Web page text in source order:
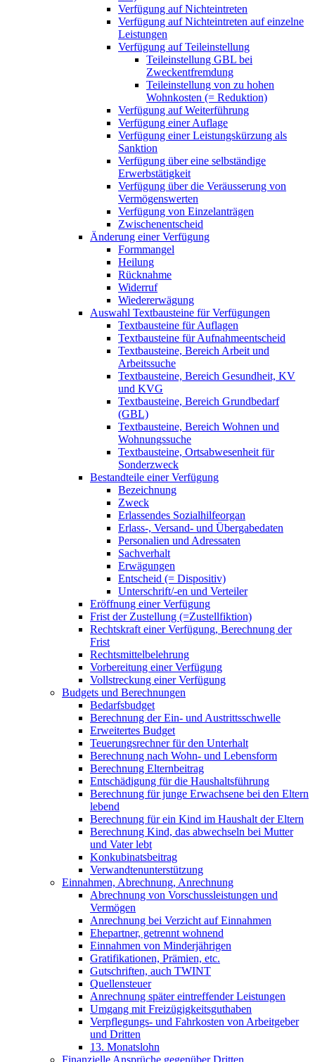
Verfügung auf Nichteintreten
Verfügung auf Nichteintreten auf einzelne
Leistungen
Verfügung auf Teileinstellung
Teileinstellung GBL bei
Zweckentfremdung
Teileinstellung von zu hohen
Wohnkosten (= Reduktion)
Verfügung auf Weiterführung
Verfügung einer Auflage
Verfügung einer Leistungskürzung als
Sanktion
Verfügung über eine selbständige
Erwerbstätigkeit
Verfügung über die Veräusserung von
Vermögenswerten
Verfügung von Einzelanträgen
Zwischenentscheid
Änderung einer Verfügung
Formmangel
Heilung
Rücknahme
Widerruf
Wiedererwägung
Auswahl Textbausteine für Verfügungen
Textbausteine für Auflagen
Textbausteine für Aufnahmeentscheid
Textbausteine, Bereich Arbeit und
Arbeitssuche
Textbausteine, Bereich Gesundheit, KV
und KVG
Textbausteine, Bereich Grundbedarf
(GBL)
Textbausteine, Bereich Wohnen und
Wohnungssuche
Textbausteine, Ortsabwesenheit für
Sonderzweck
Bestandteile einer Verfügung
Bezeichnung
Zweck
Erlassendes Sozialhilfeorgan
Erlass-, Versand- und Übergabedaten
Personalien und Adressaten
Sachverhalt
Erwägungen
Entscheid (= Dispositiv)
Unterschrift/-en und Verteiler
Eröffnung einer Verfügung
Frist der Zustellung (=Zustellfiktion)
Rechtskraft einer Verfügung, Berechnung der
Frist
Rechtsmittelbelehrung
Vorbereitung einer Verfügung
Vollstreckung einer Verfügung
Budgets und Berechnungen
Bedarfsbudget
Berechnung der Ein- und Austrittsschwelle
Erweitertes Budget
Teuerungsrechner für den Unterhalt
Berechnung nach Wohn- und Lebensform
Berechnung Elternbeitrag
Entschädigung für die Haushaltsführung
Berechnung für junge Erwachsene bei den Eltern
lebend
Berechnung für ein Kind im Haushalt der Eltern
Berechnung Kind, das abwechseln bei Mutter
und Vater lebt
Konkubinatsbeitrag
Verwandtenunterstützung
Einnahmen, Abrechnung, Anrechnung
Abrechnung von Vorschussleistungen und
Vermögen
Anrechnung bei Verzicht auf Einnahmen
Ehepartner, getrennt wohnend
Einnahmen von Minderjährigen
Gratifikationen, Prämien, etc.
Gutschriften, auch TWINT
Quellensteuer
Anrechnung später eintreffender Leistungen
Umgang mit Freizügigkeitsguthaben
Verpflegungs- und Fahrkosten von Arbeitgeber
und Dritten
13. Monatslohn
Finanzielle Ansprüche gegenüber Dritten